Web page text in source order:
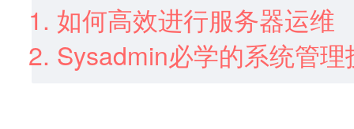
如何高效进行服务器运维
Sysadmin必学的系统管